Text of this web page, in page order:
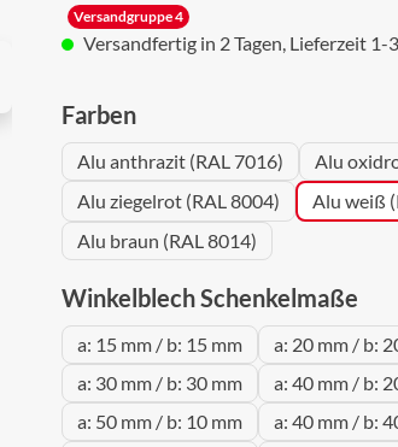
Versandgruppe 4
Versandfertig in 2 Tagen, Lieferzeit 1-
Farbenauswählen
Alu anthrazit (RAL 7016)
Alu
Alu ziegelrot (RAL 8004)
Alu weiß
Alu braun (RAL 8014)
Winkelblech Schenkelmaße
a: 15 mm / b: 15 mm
a: 20 mm / b:
a: 30 mm / b: 30 mm
a: 40 mm / b:
a: 50 mm / b: 10 mm
a: 40 mm / b: